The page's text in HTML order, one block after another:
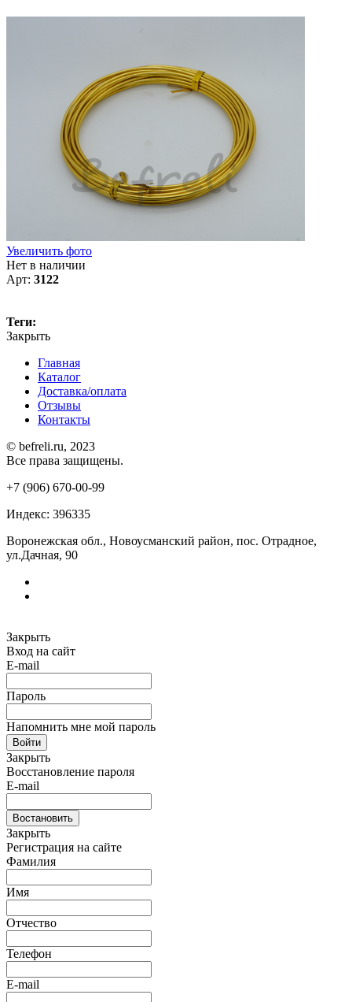
Увеличить фото
Нет в наличии
Арт: 3122
Теги:
Закрыть
Главная
Каталог
Доставка/оплата
Отзывы
Контакты
© befreli.ru, 2023
Все права защищены.
+7 (906) 670-00-99
Индекс: 396335
Воронежская обл., Новоусманский район, пос. Отрадное,
ул.Дачная, 90
Закрыть
Вход на сайт
E-mail
Пароль
Напомнить мне мой пароль
Войти
Закрыть
Восстановление пароля
E-mail
Востановить
Закрыть
Регистрация на сайте
Фамилия
Имя
Отчество
Телефон
E-mail